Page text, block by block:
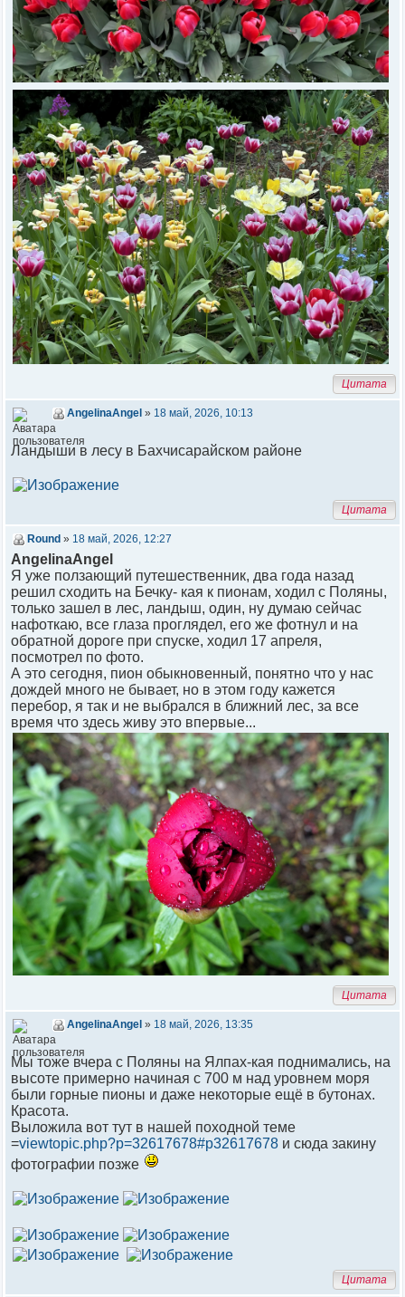
Цитата
AngelinaAngel » 18 май, 2026, 10:13
Ландыши в лесу в Бахчисарайском районе
Цитата
Round » 18 май, 2026, 12:27
AngelinaAngel
Я уже ползающий путешественник, два года назад
решил сходить на Бечку- кая к пионам, ходил с Поляны,
только зашел в лес, ландыш, один, ну думаю сейчас
нафоткаю, все глаза проглядел, его же фотнул и на
обратной дороге при спуске, ходил 17 апреля,
посмотрел по фото.
А это сегодня, пион обыкновенный, понятно что у нас
дождей много не бывает, но в этом году кажется
перебор, я так и не выбрался в ближний лес, за все
время что здесь живу это впервые...
Цитата
AngelinaAngel » 18 май, 2026, 13:35
Мы тоже вчера с Поляны на Ялпах-кая поднимались, на
высоте примерно начиная с 700 м над уровнем моря
были горные пионы и даже некоторые ещё в бутонах.
Красота.
Выложила вот тут в нашей походной теме
=viewtopic.php?p=32617678#p32617678 и сюда закину
фотографии позже
Цитата